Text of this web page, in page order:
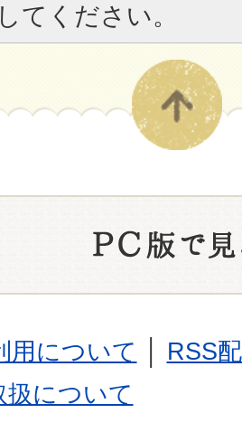
てください。
用について
RSS
扱について